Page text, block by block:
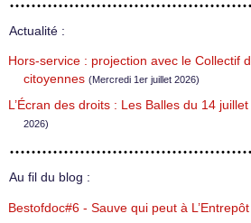
Actualité :
Hors-service : projection avec le Collectif
citoyennes (Mercredi 1er juillet 2026)
L’Écran des droits : Les Balles du 14
2026)
Au fil du blog :
Bestofdoc#6 - Sauve qui peut à